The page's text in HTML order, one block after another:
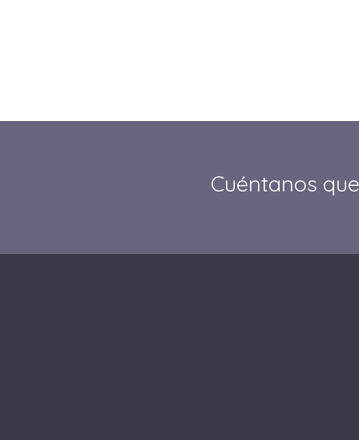
Cuéntanos